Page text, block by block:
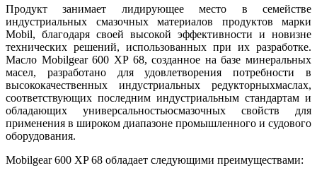
Продукт занимает лидирующее место в семействе
индустриальных смазочных материалов продуктов марки
Mobil, благодаря своей высокой эффективности и новизне
технических решений, использованных при их разработке.
Масло Mobilgear 600 XP 68, созданное на базе минеральных
масел, разработано для удовлетворения потребности в
высококачественных индустриальных редукторныхмаслах,
соответствующих последним индустриальным стандартам и
обладающих универсальностьюсмазочных свойств для
применения в широком диапазоне промышленного и судового
оборудования.
Mobilgear 600 XP 68 обладает следующими преимуществами: